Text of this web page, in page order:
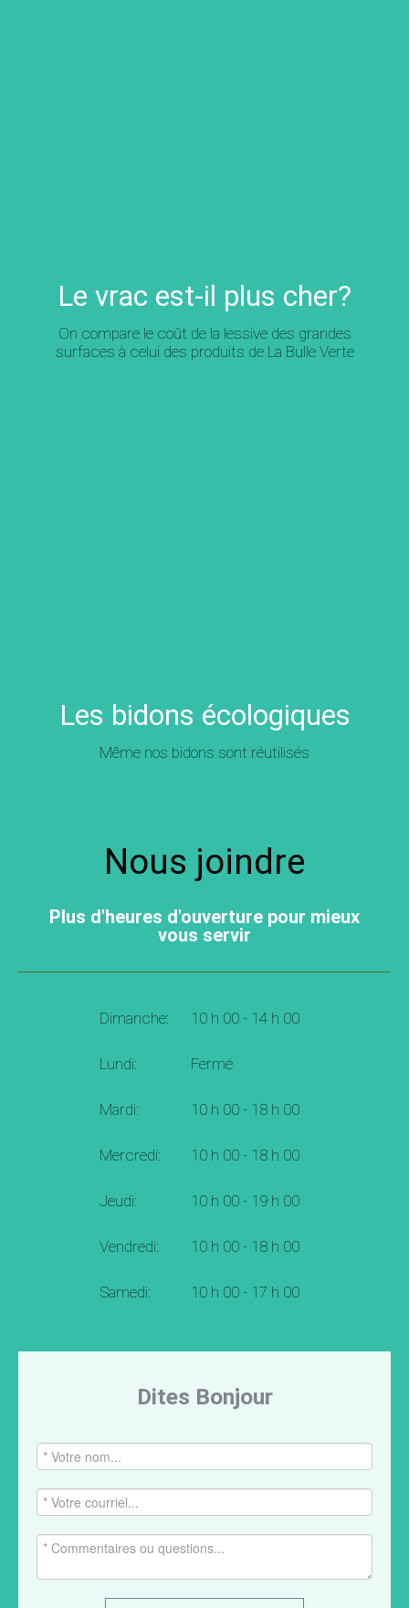
Le vrac est-il plus cher?
On compare le coût de la lessive des grandes
surfaces à celui des produits de La Bulle Verte
Les bidons écologiques
Même nos bidons sont réutilisés
Nous joindre
Plus d'heures d'ouverture pour mieux
vous servir
Dimanche: 10 h 00 - 14 h 00
Lundi: Fermé
Mardi: 10 h 00 - 18 h 00
Mercredi: 10 h 00 - 18 h 00
Jeudi: 10 h 00 - 19 h 00
Vendredi: 10 h 00 - 18 h 00
Samedi: 10 h 00 - 17 h 00
Dites Bonjour